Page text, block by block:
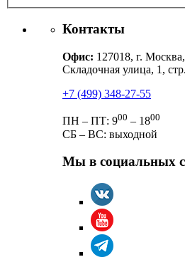
Контакты
Офис: 127018, г. Москва,
Складочная улица, 1,
+7 (499) 348-27-55
ПН – ПТ: 900 – 1800
СБ – ВС: выходной
Мы в социальных